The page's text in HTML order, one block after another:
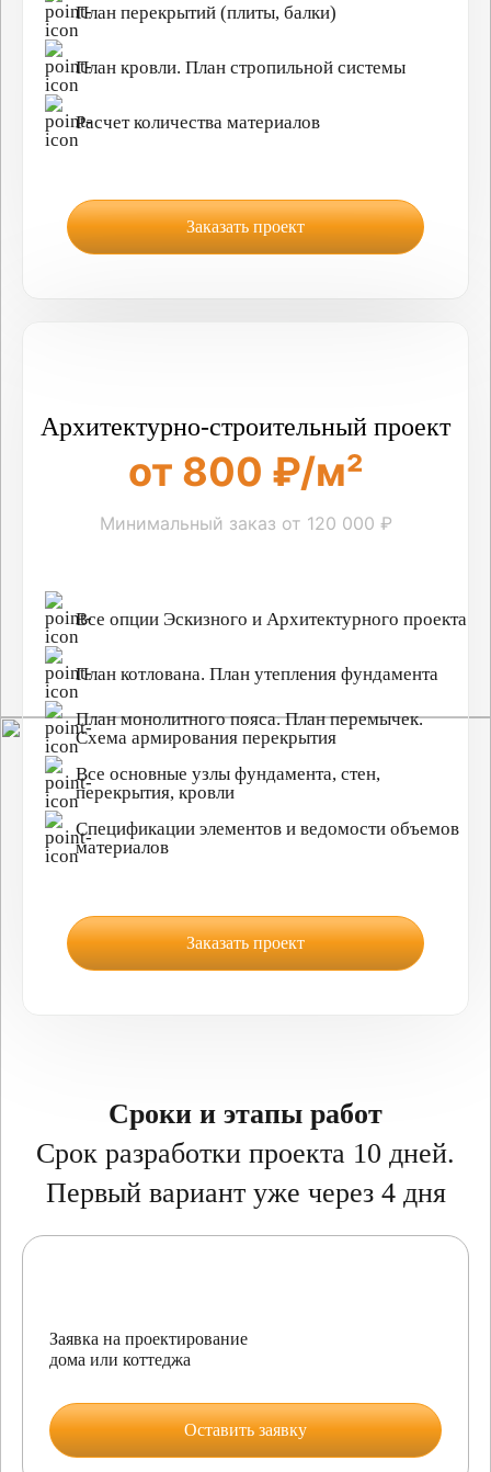
План перекрытий (плиты, балки)
План кровли. План стропильной системы
Расчет количества материалов
Заказать проект
Архитектурно-строительный проект
от 800 ₽/м²
Минимальный заказ от 120 000 ₽
Все опции Эскизного и Архитектурного проекта
План котлована. План утепления фундамента
План монолитного пояса. План перемычек.
Схема армирования перекрытия
Все основные узлы фундамента, стен,
перекрытия, кровли
Спецификации элементов и ведомости объемов
материалов
Заказать проект
Сроки и этапы работ
Срок разработки проекта 10 дней.
Первый вариант уже через 4 дня
Заявка на проектирование
дома или коттеджа
Оставить заявку